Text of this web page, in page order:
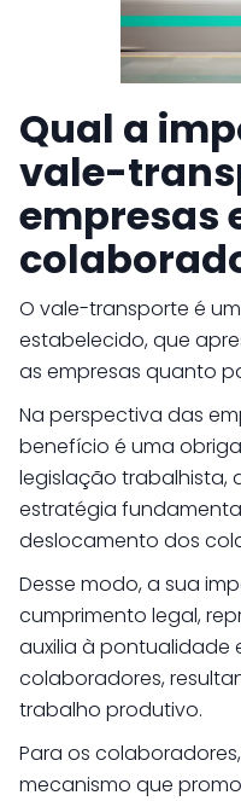
Qual a
vale-
empresas
O vale-transporte é
estabelecido, que
as empresas quanto
Na perspectiva das
benefício é uma
legislação trabalhista,
estratégia
deslocamento dos
Desse modo, a sua
cumprimento legal,
auxilia à pontualidade
colaboradores,
trabalho produtivo.
Para os
mecanismo que